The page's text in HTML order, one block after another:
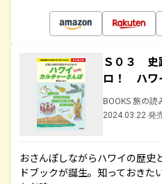
Ｓ０３ 史
ロ！ ハワ
BOOKS 旅の読
2024.03.22 発
おさんぽしながらハワイの歴史
ドブックが誕生。知っておきた